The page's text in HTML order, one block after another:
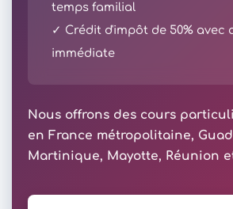
temps familial
✓ Crédit d'impôt de 50% avec
immédiate
Nous offrons des cours
en France métropolitaine,
Martinique, Mayotte, Réunion